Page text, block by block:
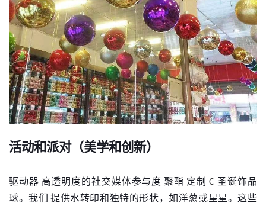
活动和派对（美学和创新）
驱动器 高透明度的社交媒体参与度 聚酯 定制C 圣诞饰品
球。我们
提供水转印和独特的形状，如洋葱或星星。这些